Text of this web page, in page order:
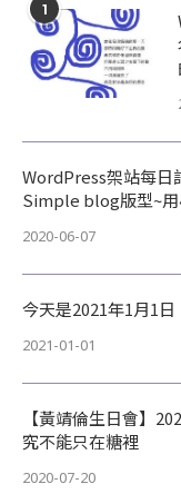
1
WordPress架站每日
Simple blog版型~用
2020-06-07
今天是2021年1月1日
2021-01-01
【黃靖倫生日會】
究不能只在糖裡
2020-07-20